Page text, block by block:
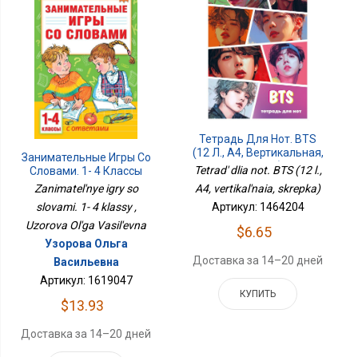
Занимательные Игры Со
Словами. 1- 4 Классы
Zanimatel'nye igry so
slovami. 1- 4 klassy ,
Uzorova Ol'ga Vasil'evna
Узорова Ольга
Васильевна
Артикул: 1619047
$13.93
Доставка за 14–20 дней
Тетрадь Для Нот. BTS
(12 Л., А4, Вертикальная,
Скрепка)
Tetrad' dlia not. BTS (12 l.,
A4, vertikal'naia, skrepka)
Артикул: 1464204
$6.65
Доставка за 14–20 дней
КУПИТЬ